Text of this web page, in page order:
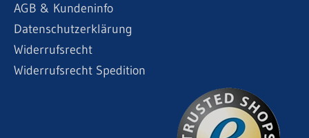
AGB & Kundeninfo
Datenschutzerklärung
Widerrufsrecht
Widerrufsrecht Spedition